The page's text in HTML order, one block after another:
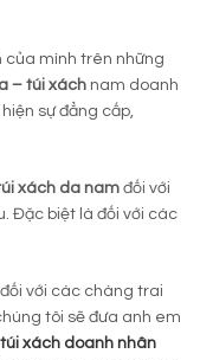
của mình trên những
– túi xách nam doanh
sự đẳng cấp,
xách da nam đối với
Đặc biệt là đối với các
với các chàng trai
tôi sẽ đưa anh em
xách doanh nhân